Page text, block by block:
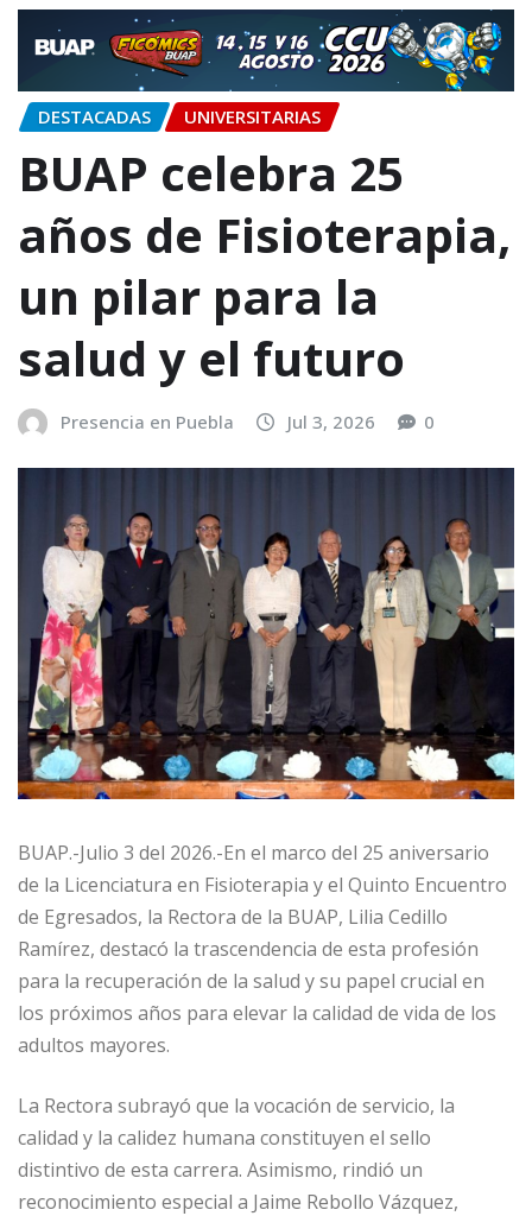
DESTACADAS UNIVERSITARIAS
BUAP celebra 25
años de Fisioterapia,
un pilar para la
salud y el futuro
Presencia en Puebla Jul 3, 2026 0
BUAP.-Julio 3 del 2026.-En el marco del 25 aniversario
de la Licenciatura en Fisioterapia y el Quinto Encuentro
de Egresados, la Rectora de la BUAP, Lilia Cedillo
Ramírez, destacó la trascendencia de esta profesión
para la recuperación de la salud y su papel crucial en
los próximos años para elevar la calidad de vida de los
adultos mayores.
La Rectora subrayó que la vocación de servicio, la
calidad y la calidez humana constituyen el sello
distintivo de esta carrera. Asimismo, rindió un
reconocimiento especial a Jaime Rebollo Vázquez,